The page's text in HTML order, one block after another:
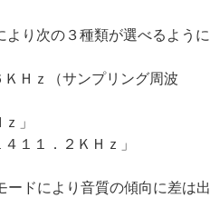
り次の３種類が選べるように
Ｈｚ（サンプリング周波
」
１１．２ＫＨｚ」
ドにより音質の傾向に差は出